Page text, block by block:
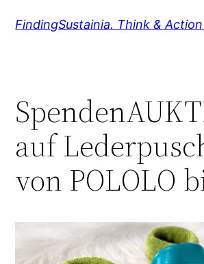
InhaltFindingSustainia. Think &
auf
von POLOLO